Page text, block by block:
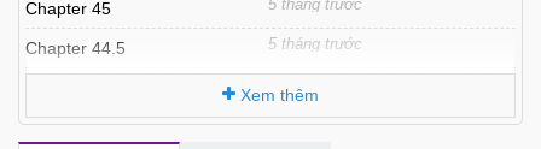
Chapter 45 5 tháng trước
Chapter 44.5 5 tháng trước
Chapter 43 5 tháng trước
Xem thêm